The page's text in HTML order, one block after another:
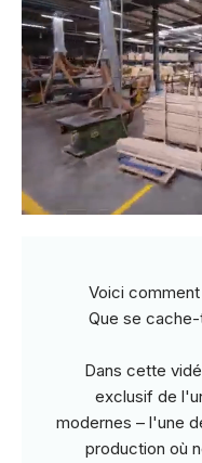
Voici
Que se
Dans cette
exclusif de
modernes – l'une
production où